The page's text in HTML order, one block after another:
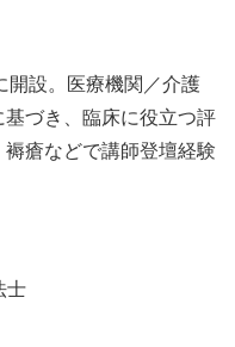
開設。医療機関／介護
づき、臨床に役立つ評
瘡などで講師登壇経験
士